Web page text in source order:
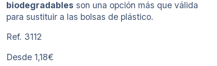
biodegradables son una opción más que válida
para sustituir a las bolsas de plástico.
Ref. 3112
Desde 1,18€